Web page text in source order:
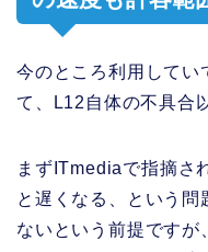
今のところ利用してい
て、L12自体の不具合
まずITmediaで指摘さ
と遅くなる、という
ないという前提です